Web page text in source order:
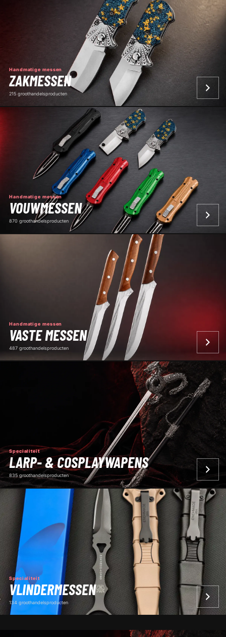
Handmatige messen
ZAKMESSEN
215 groothandelsproducten
Handmatige messen
VOUWMESSEN
870 groothandelsproducten
Handmatige messen
VASTE MESSEN
487 groothandelsproducten
Specialiteit
LARP- & COSPLAYWAPENS
835 groothandelsproducten
Specialiteit
VLINDERMESSEN
134 groothandelsproducten